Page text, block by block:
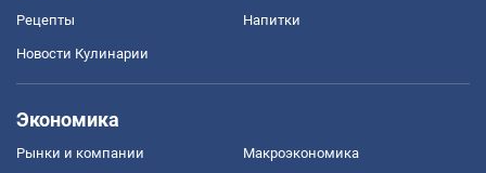
Рецепты Напитки
Новости Кулинарии
Экономика
Рынки и компании Mакроэкономика